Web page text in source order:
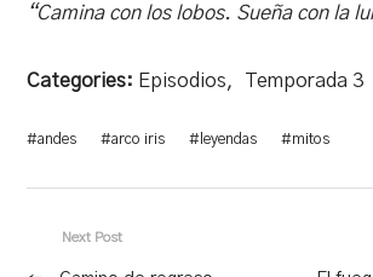
“Camina con los lobos. Sueña con la
Categories: Episodios, Temporada 3
#andes #arco iris # leyendas #mitos
Next Post